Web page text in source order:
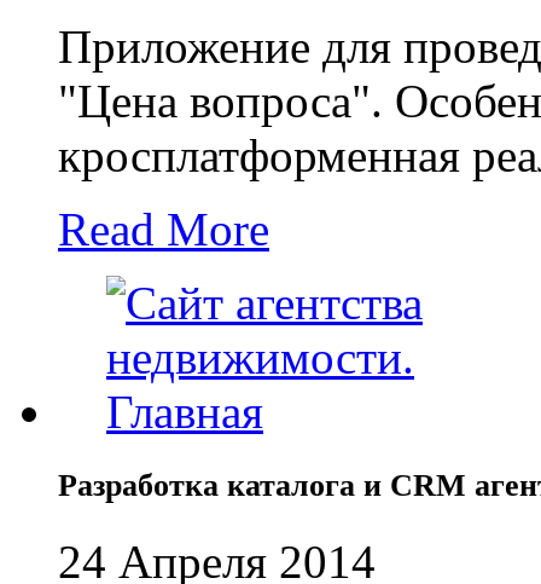
Приложение для
"Цена вопроса".
кросплатформенная
Read More
Разработка каталога и CRM
24 Апреля 2014